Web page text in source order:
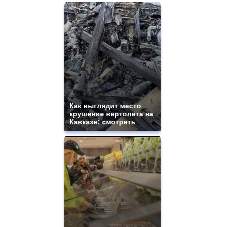
Как выглядит место
крушение вертолета на
Кавказе: смотреть